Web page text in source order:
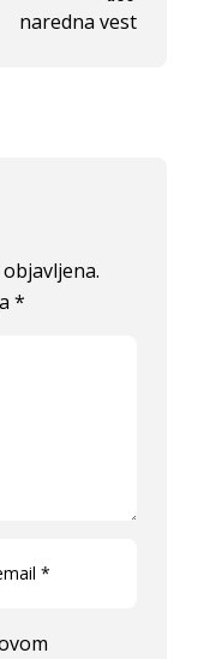
naredna vest
*